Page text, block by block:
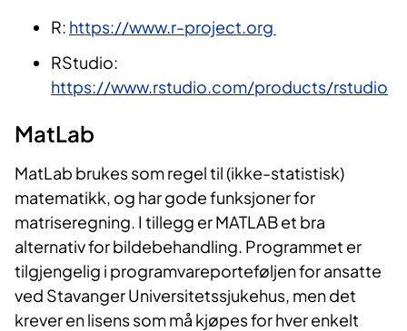
R: https://www.r-project.org
RStudio:
https://www.rstudio.com/products/rstudio
Ma​tLab
MatLab brukes som regel til (ikke-statistisk)
matematikk, og har gode funksjoner for
matriseregning. I tillegg er MATLAB et bra
alternativ for bildebehandling. Programmet er
tilgjengelig i programvareporteføljen for ansatte
ved Stavanger Universitetssjukehus, men det
krever en lisens som må kjøpes for hver enkelt